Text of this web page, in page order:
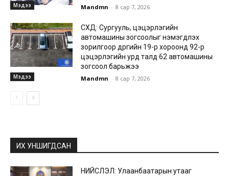
Мэдээ Mandmn - 8 сар 7, 2026
Мэдээ
СХД: Сургууль, цэцэрлэгийн
автомашины зогсоолыг нэмэгдүүлэх
зорилгоор дүүргийн 19-р хороонд 92-р
цэцэрлэгийн урд талд 62 автомашины
зогсоол барьжээ
Mandmn - 8 сар 7, 2026
ИХ УНШИГДСАН
НИЙСЛЭЛ: Улаанбаатарын утааг